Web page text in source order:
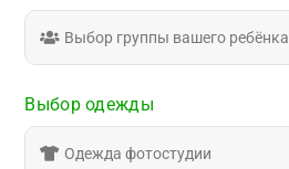
Выбор одежды